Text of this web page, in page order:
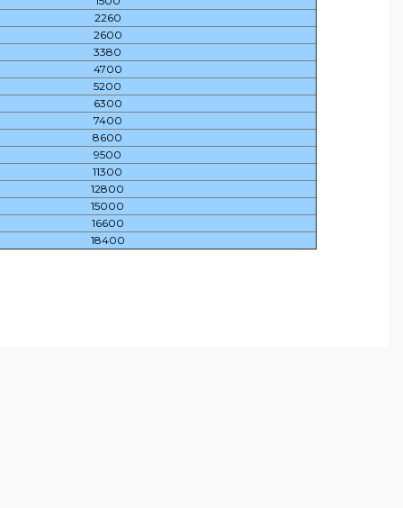
2260
2600
3380
4700
5200
6300
7400
8600
9500
11300
12800
15000
16600
18400